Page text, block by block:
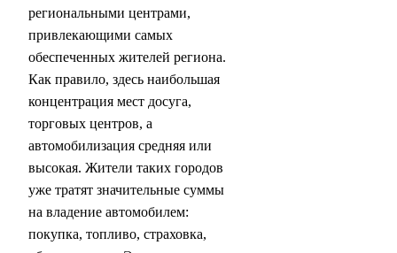
региональными центрами,
привлекающими самых
обеспеченных жителей региона.
Как правило, здесь наибольшая
концентрация мест досуга,
торговых центров, а
автомобилизация средняя или
высокая. Жители таких городов
уже тратят значительные суммы
на владение автомобилем:
покупка, топливо, страховка,